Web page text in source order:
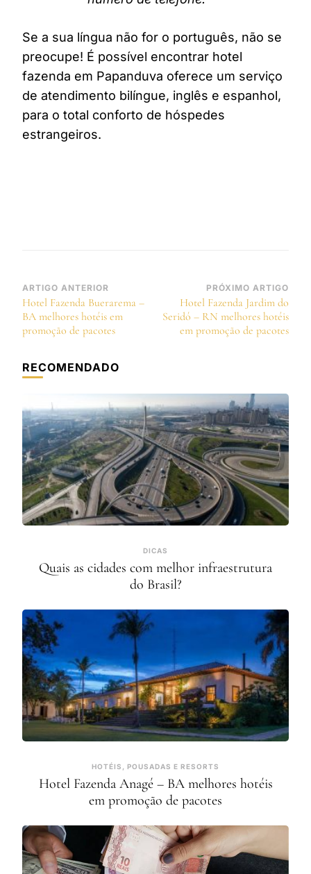
Se a sua língua não for o português, não se
preocupe! É possível encontrar hotel
fazenda em Papanduva oferece um serviço
de atendimento bilíngue, inglês e espanhol,
para o total conforto de hóspedes
estrangeiros.
Navegação
de
post
ARTIGO ANTERIOR
Hotel Fazenda Buerarema –
BA melhores hotéis em
promoção de pacotes
PRÓXIMO ARTIGO
Hotel Fazenda Jardim do
Seridó – RN melhores hotéis
em promoção de pacotes
RECOMENDADO
DICAS
Quais as cidades com melhor infraestrutura
do Brasil?
HOTÉIS, POUSADAS E RESORTS
Hotel Fazenda Anagé – BA melhores hotéis
em promoção de pacotes